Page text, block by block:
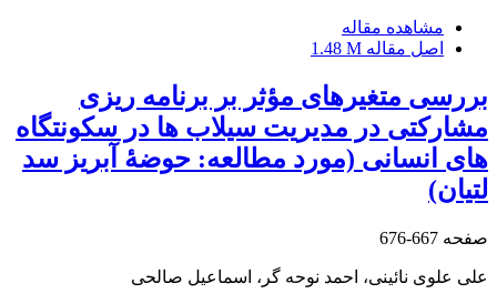
مشاهده مقاله
اصل مقاله 1.48 M
بررسی متغیرهای مؤثر بر برنامه‏ ریزی
مشارکتی در مدیریت سیلاب‏ ها در سکونتگاه
‏های انسانی (مورد مطالعه: حوضۀ آبریز سد
لتیان)
صفحه 667-676
علی علوی نائینی، احمد نوحه گر، اسماعیل صالحی